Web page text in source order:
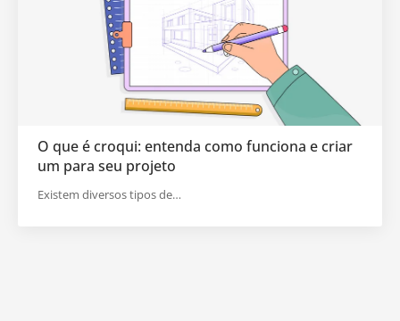
O que é croqui: entenda como funciona e criar
um para seu projeto
Existem diversos tipos de…